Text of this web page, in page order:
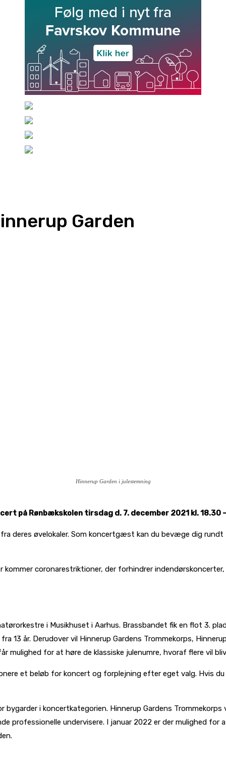
Garden
Hinnerup Garden i julestemning
på Rønbækskolen tirsdag d. 7. december 2021 kl. 18.30
deres øvelokaler. Som koncertgæst kan du bevæge dig
coronarestriktioner, der forhindrer
i Musikhuset i Aarhus. Brassbandet fik en flot 3.
13 år. Derudover vil Hinnerup Gardens Trommekorps,
mulighed for at høre de klassiske julenumre, hvoraf flere vil
et beløb for koncert og forplejning efter eget valg. Hvis
i koncertkategorien. Hinnerup Gardens
professionelle undervisere. I januar 2022 er der mulighed